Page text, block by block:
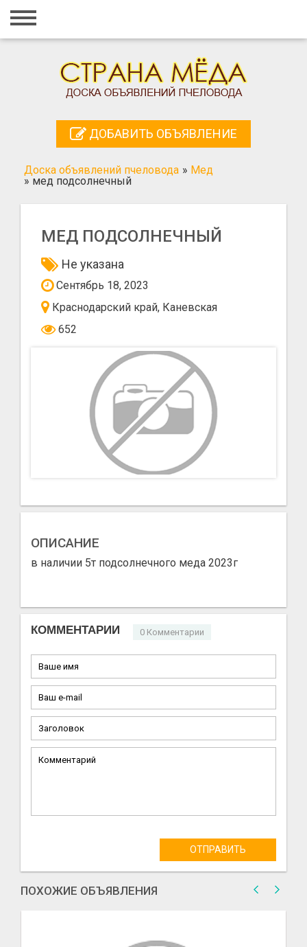
Главная
Регистрация
Добавить объявление
Поиск
ДОБАВИТЬ ОБЪЯВЛЕНИЕ
Доска объявлений пчеловода » Мед
» мед подсолнечный
МЕД ПОДСОЛНЕЧНЫЙ
Не указана
Сентябрь 18, 2023
Краснодарский край, Каневская
652
ОПИСАНИЕ
в наличии 5т подсолнечного меда 2023г
КОММЕНТАРИИ 0 Комментарии
ОТПРАВИТЬ
ПОХОЖИЕ ОБЪЯВЛЕНИЯ